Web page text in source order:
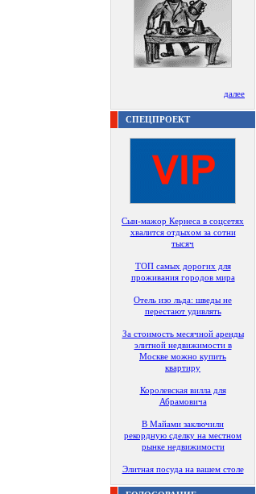
далее
СПЕЦПРОЕКТ
Сын-мажор Кернеса в соцсетях
хвалится отдыхом за сотни
тысяч
ТОП самых дорогих для
проживания городов мира
Отель изо льда: шведы не
перестают удивлять
За стоимость месячной аренды
элитной недвижимости в
Москве можно купить
квартиру
Королевская вилла для
Абрамовича
В Майами заключили
рекордную сделку на местном
рынке недвижимости
Элитная посуда на вашем столе